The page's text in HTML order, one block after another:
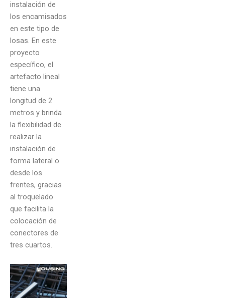
instalación de
los encamisados
en este tipo de
losas. En este
proyecto
específico, el
artefacto lineal
tiene una
longitud de 2
metros y brinda
la flexibilidad de
realizar la
instalación de
forma lateral o
desde los
frentes, gracias
al troquelado
que facilita la
colocación de
conectores de
tres cuartos.